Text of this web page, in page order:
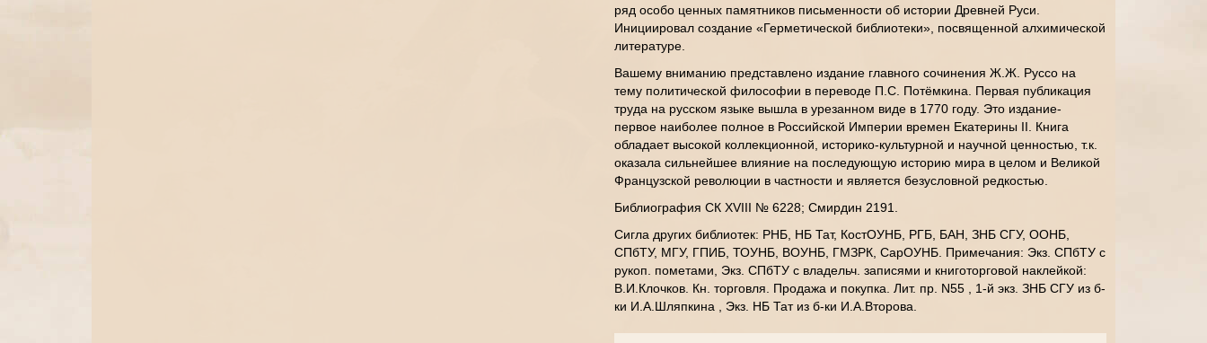
ряд особо ценных памятников письменности об истории Древней Руси.
Инициировал создание «Герметической библиотеки», посвященной алхимической
литературе.
Вашему вниманию представлено издание главного сочинения Ж.Ж. Руссо на
тему политической философии в переводе П.С. Потёмкина. Первая публикация
труда на русском языке вышла в урезанном виде в 1770 году. Это издание-
первое наиболее полное в Российской Империи времен Екатерины II. Книга
обладает высокой коллекционной, историко-культурной и научной ценностью, т.к.
оказала сильнейшее влияние на последующую историю мира в целом и Великой
Французской революции в частности и является безусловной редкостью.
Библиография СК XVIII № 6228; Смирдин 2191.
Сигла других библиотек: РНБ, НБ Тат, КостОУНБ, РГБ, БАН, ЗНБ СГУ, ООНБ,
СПбТУ, МГУ, ГПИБ, ТОУНБ, ВОУНБ, ГМЗРК, СарОУНБ. Примечания: Экз. СПбТУ с
рукоп. пометами, Экз. СПбТУ с владельч. записями и книготорговой наклейкой:
В.И.Клочков. Кн. торговля. Продажа и покупка. Лит. пр. N55 , 1-й экз. ЗНБ СГУ из б-
ки И.А.Шляпкина , Экз. НБ Тат из б-ки И.А.Второва.